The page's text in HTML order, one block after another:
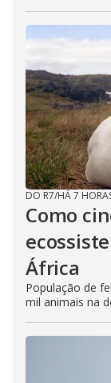
DO R7/HÁ 7
Como
África
População de
mil animais na